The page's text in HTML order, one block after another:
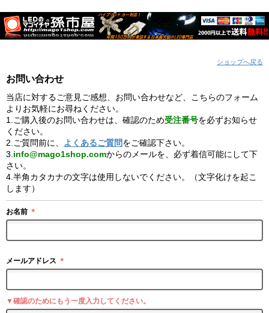
ショップへ戻る
お問い合わせ
当店に対するご意見ご感想、お問い合わせなど、こちらのフォーム
よりお気軽にお尋ねください。
1.ご購入後のお問い合わせは、確認のため受注番号を必ずお知らせ
ください。
2.ご質問前に、
よくあるご質問をご確認下さい。
3. info@mago1shop.comからのメールを、必ず着信可能にして下
さい。
4.半角カタカナの文字は使用しないでください。（文字化けを起こ
します）
お名前 ＊
メールアドレス ＊
▼確認のためにもう一度入力してください。